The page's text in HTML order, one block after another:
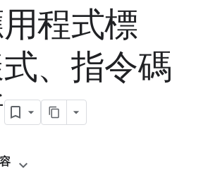
程式標
、指令碼